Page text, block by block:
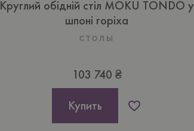
Круглий обідній стіл MOKU TONDO у
шпоні горіха
СТОЛЫ
103 740 ₴
Купить